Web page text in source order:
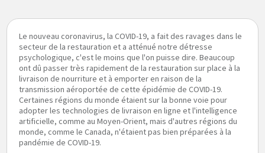
Le nouveau coronavirus, la COVID-19, a fait des ravages dans le
secteur de la restauration et a atténué notre détresse
psychologique, c'est le moins que l'on puisse dire. Beaucoup
ont dû passer très rapidement de la restauration sur place à la
livraison de nourriture et à emporter en raison de la
transmission aéroportée de cette épidémie de COVID-19.
Certaines régions du monde étaient sur la bonne voie pour
adopter les technologies de livraison en ligne et l'intelligence
artificielle, comme au Moyen-Orient, mais d'autres régions du
monde, comme le Canada, n'étaient pas bien préparées à la
pandémie de COVID-19.